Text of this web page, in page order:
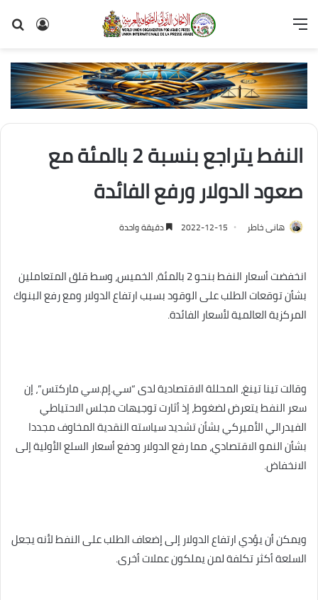
تسجيل
القائمة
النفط يتراجع بنسبة 2 بالمئة مع
صعود الدولار ورفع الفائدة
هانى خاطر 2022-12-15 دقيقة واحدة
انخفضت أسعار النفط بنحو 2 بالمئة، الخميس، وسط قلق المتعاملين
بشأن توقعات الطلب على الوقود بسبب ارتفاع الدولار ومع رفع البنوك
المركزية العالمية لأسعار الفائدة.
وقالت تينا تينغ، المحللة الاقتصادية لدى “سي.إم.سي ماركتس”، إن
سعر النفط يتعرض لضغوط، إذ أثارت توجيهات مجلس الاحتياطي
الفيدرالي الأميركي بشأن تشديد سياسته النقدية المخاوف مجددا
بشأن النمو الاقتصادي، مما رفع الدولار ودفع أسعار السلع الأولية إلى
الانخفاض.
ويمكن أن يؤدي ارتفاع الدولار إلى إضعاف الطلب على النفط لأنه يجعل
السلعة أكثر تكلفة لمن يملكون عملات أخرى.